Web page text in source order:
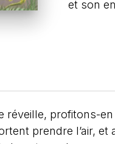
et son
réveille, profitons-
prendre l’air,